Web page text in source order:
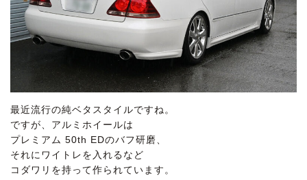
最近流行の純ベタスタイルですね。
ですが、アルミホイールは
プレミアム 50th EDのバフ研磨、
それにワイトレを入れるなど
コダワリを持って作られています。